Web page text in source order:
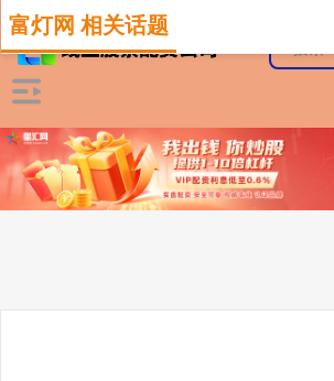
富灯网 相关话题